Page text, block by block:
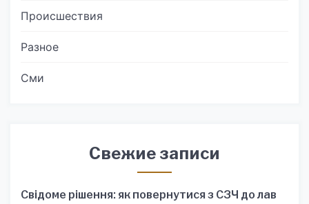
Происшествия
Разное
Сми
Свежие записи
Свідоме рішення: як повернутися з СЗЧ до лав